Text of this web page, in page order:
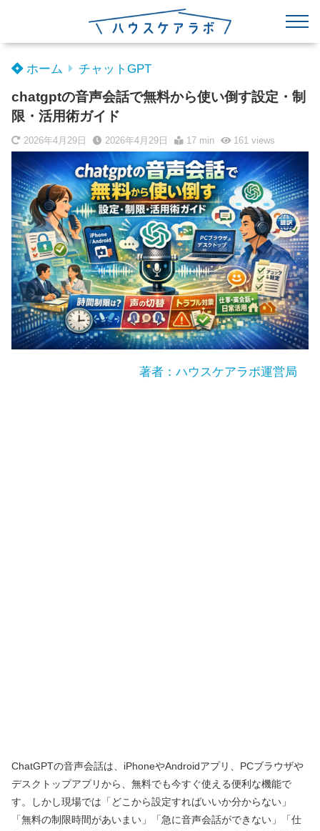
ホーム チャットGPT
chatgptの音声会話で無料から使い倒す設定・制
限・活用術ガイド
2026年4月29日 2026年4月29日 17 min 161views
著者：ハウスケアラボ運営局
ChatGPTの音声会話は、iPhoneやAndroidアプリ、PCブラウザや
デスクトップアプリから、無料でも今すぐ使える便利な機能で
す。しかし現場では「どこから設定すればいいか分からない」
「無料の制限時間があいまい」「急に音声会話ができない」「仕